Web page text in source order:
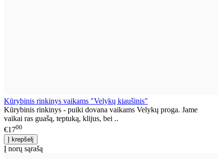
Kūrybinis rinkinys vaikams "Velykų kiaušinis"
Kūrybinis rinkinys - puiki dovana vaikams Velykų proga. Jame
vaikai ras guašą, teptuką, klijus, bei ..
€1700
Į norų sąrašą